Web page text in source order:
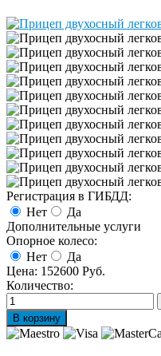
Регистрация в ГИБДД:
Нет
Да
Дополнительные услуги
Опорное колесо:
Нет
Да
Цена: 152600 Руб.
Количество: